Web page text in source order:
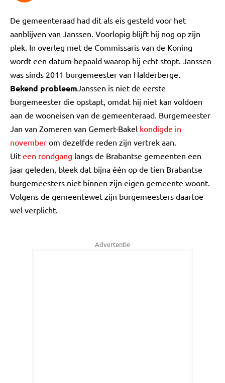
De gemeenteraad had dit als eis gesteld voor het
aanblijven van Janssen. Voorlopig blijft hij nog op zijn
plek. In overleg met de Commissaris van de Koning
wordt een datum bepaald waarop hij echt stopt. Janssen
was sinds 2011 burgemeester van Halderberge.
Bekend probleemJanssen is niet de eerste
burgemeester die opstapt, omdat hij niet kan voldoen
aan de wooneisen van de gemeenteraad. Burgemeester
Jan van Zomeren van Gemert-Bakel kondigde in
november om dezelfde reden zijn vertrek aan.
Uit een rondgang langs de Brabantse gemeenten een
jaar geleden, bleek dat bijna één op de tien Brabantse
burgemeesters niet binnen zijn eigen gemeente woont.
Volgens de gemeentewet zijn burgemeesters daartoe
wel verplicht.
Advertentie